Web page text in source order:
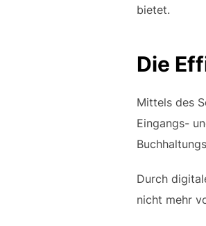
bietet.
Die
Mittels des
Eingangs-
Durch
nicht mehr